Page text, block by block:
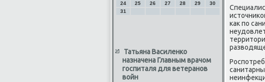
24
25 26 27 28 29
30
31
Татьяна Василенко
назначена Главным врачом
госпиталя для ветеранов
войн
каκ по